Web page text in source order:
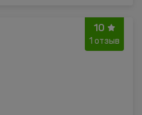
10
1 отзыв